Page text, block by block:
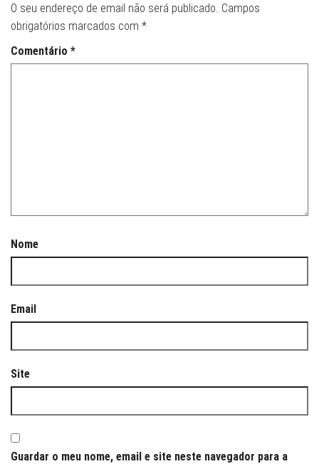
O seu endereço de email não será publicado. Campos
obrigatórios marcados com *
Comentário *
Nome
Email
Site
Guardar o meu nome, email e site neste navegador para a